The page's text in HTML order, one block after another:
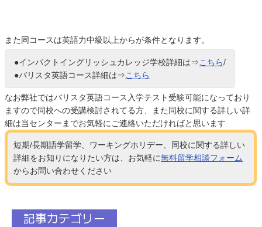
また同コースは英語力中級以上からが条件となります。
●インパクトイングリッシュカレッジ学校詳細は⇒こちら/
●バリスタ英語コース詳細は⇒こちら
なお弊社ではバリスタ英語コース入学テスト受験可能になっており
ますので同校への受講検討されてる方、また同校に関する詳しい詳
細は当センターまでお気軽にご連絡いただければと思います
短期/長期語学留学、ワーキングホリデー、同校に関する詳しい
詳細をお知りになりたい方は、お気軽に無料留学相談フォーム
からお問い合わせください
記事カテゴリー